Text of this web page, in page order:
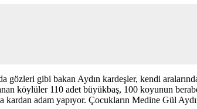
gözleri gibi bakan Aydın kardeşler, kendi
köylüler 110 adet büyükbaş, 100 koyunun
kardan adam yapıyor. Çocukların Medine Gül